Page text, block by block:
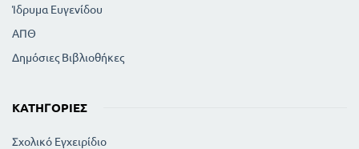
Ίδρυμα Ευγενίδου
ΑΠΘ
Δημόσιες Βιβλιοθήκες
ΚΑΤΗΓΟΡΊΕΣ
Σχολικό Εγχειρίδιο